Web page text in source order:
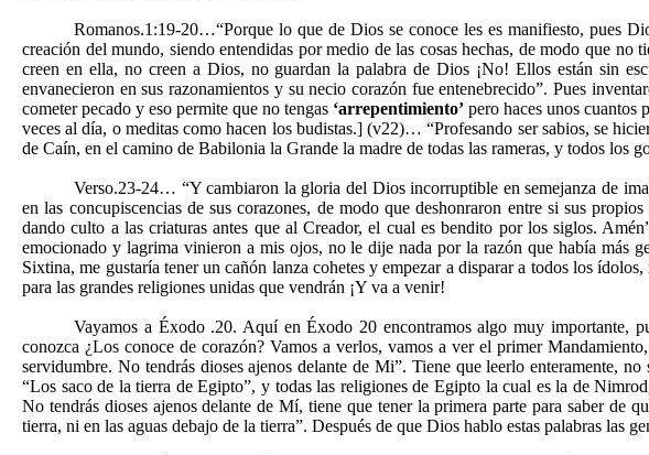
Romanos.1:19-20…“Porque lo que de Dios se conoce les es manifiesto, pues
creación del mundo, siendo entendidas por medio de las cosas hechas, de modo que
creen en ella, no creen a Dios, no guardan la palabra de Dios ¡No! Ellos están sin
envanecieron en sus razonamientos y su necio corazón fue entenebrecido”. Pues
cometer pecado y eso permite que no tengas ‘arrepentimiento’ pero haces unos cuantos
veces al día, o meditas como hacen los budistas.] (v22)… “Profesando ser sabios, se
de Caín, en el camino de Babilonia la Grande la madre de todas las rameras, y todos los
Verso.23-24… “Y cambiaron la gloria del Dios incorruptible en semejanza de
en las concupiscencias de sus corazones, de modo que deshonraron entre si sus
dando culto a las criaturas antes que al Creador, el cual es bendito por los siglos.
emocionado y lagrima vinieron a mis ojos, no le dije nada por la razón que había más
Sixtina, me gustaría tener un cañón lanza cohetes y empezar a disparar a todos los
para las grandes religiones unidas que vendrán ¡Y va a venir!
Vayamos a Éxodo .20. Aquí en Éxodo 20 encontramos algo muy importante,
conozca ¿Los conoce de corazón? Vamos a verlos, vamos a ver el primer
servidumbre. No tendrás dioses ajenos delante de Mi”. Tiene que leerlo enteramente,
“Los saco de la tierra de Egipto”, y todas las religiones de Egipto la cual es la de
No tendrás dioses ajenos delante de Mí, tiene que tener la primera parte para saber
tierra, ni en las aguas debajo de la tierra”. Después de que Dios hablo estas palabras las